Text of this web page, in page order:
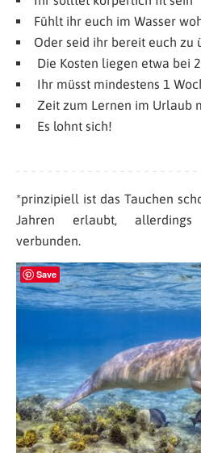
Fühlt ihr euch im Wasser
Oder seid ihr bereit euch zu
Die Kosten liegen etwa bei
Ihr müsst mindestens 1
Zeit zum Lernen im Urlaub
Es lohnt sich!
*prinzipiell ist das Tauchen
Jahren erlaubt, allerdings
verbunden.
Save